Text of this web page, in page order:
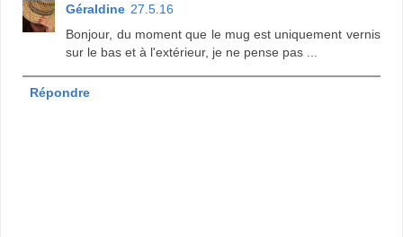
Géraldine 27.5.16
Bonjour, du moment que le mug est uniquement vernis
sur le bas et à l'extérieur, je ne pense pas ...
Répondre